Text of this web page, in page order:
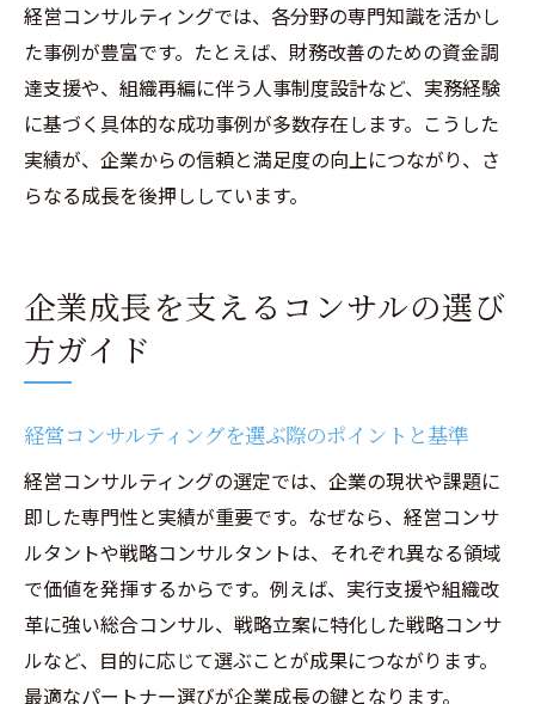
経営コンサルティングでは、各分野の専門知識を活かし
た事例が豊富です。たとえば、財務改善のための資金調
達支援や、組織再編に伴う人事制度設計など、実務経験
に基づく具体的な成功事例が多数存在します。こうした
実績が、企業からの信頼と満足度の向上につながり、さ
らなる成長を後押ししています。
企業成長を支えるコンサルの選び
方ガイド
経営コンサルティングを選ぶ際のポイントと基準
経営コンサルティングの選定では、企業の現状や課題に
即した専門性と実績が重要です。なぜなら、経営コンサ
ルタントや戦略コンサルタントは、それぞれ異なる領域
で価値を発揮するからです。例えば、実行支援や組織改
革に強い総合コンサル、戦略立案に特化した戦略コンサ
ルなど、目的に応じて選ぶことが成果につながります。
最適なパートナー選びが企業成長の鍵となります。